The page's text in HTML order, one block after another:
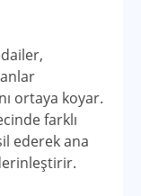
ortaya koyar.
farklı
ederek ana